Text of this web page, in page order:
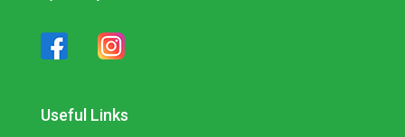
Useful Links